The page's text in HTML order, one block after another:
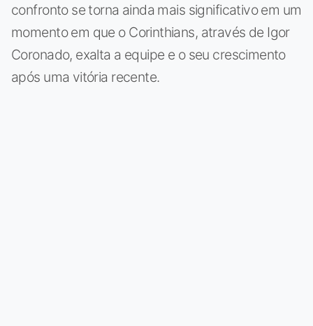
confronto se torna ainda mais significativo em um
momento em que o Corinthians, através de Igor
Coronado, exalta a equipe e o seu crescimento
após uma vitória recente.